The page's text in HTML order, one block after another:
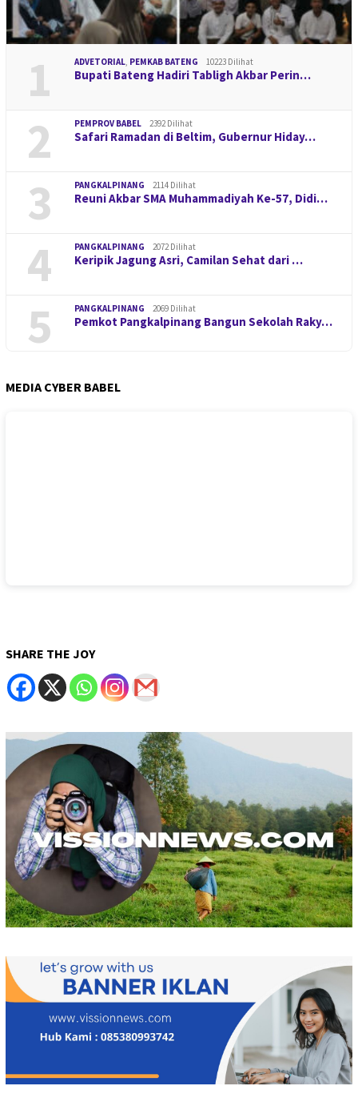
1 ADVETORIAL PEMKAB BATENG 10223 Dilihat
Bupati Bateng Hadiri Tabligh Akbar Perin…
2 PEMPROV BABEL 2392 Dilihat
Safari Ramadan di Beltim, Gubernur Hiday…
3 PANGKALPINANG 2114 Dilihat
Reuni Akbar SMA Muhammadiyah Ke-57, Didi…
4 PANGKALPINANG 2072 Dilihat
Keripik Jagung Asri, Camilan Sehat dari …
5 PANGKALPINANG 2069 Dilihat
Pemkot Pangkalpinang Bangun Sekolah Raky…
MEDIA CYBER BABEL
SHARE THE JOY